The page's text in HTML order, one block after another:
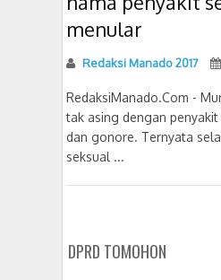
menular
Redaksi Manado 2017
RedaksiManado.Com -
tak asing dengan penyakit
dan gonore. Ternyata
seksual ...
DPRD TOMOHON